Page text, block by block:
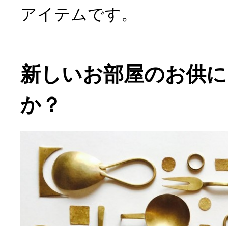
アイテムです。
新しいお部屋のお供
か？